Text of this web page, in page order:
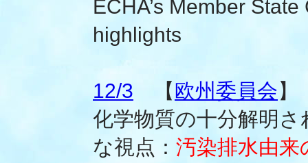
ECHA’s Member
highlights
12/3 【欧州委員会】
化学物質の十分解明
な視点： 汚染排水由来